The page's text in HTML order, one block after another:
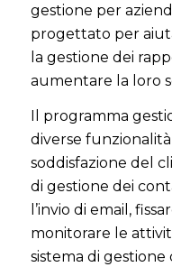
gestione per
progettato per
la gestione dei
aumentare la loro
Il programma
diverse
soddisfazione del
di gestione dei
l’invio di email,
monitorare le
sistema di